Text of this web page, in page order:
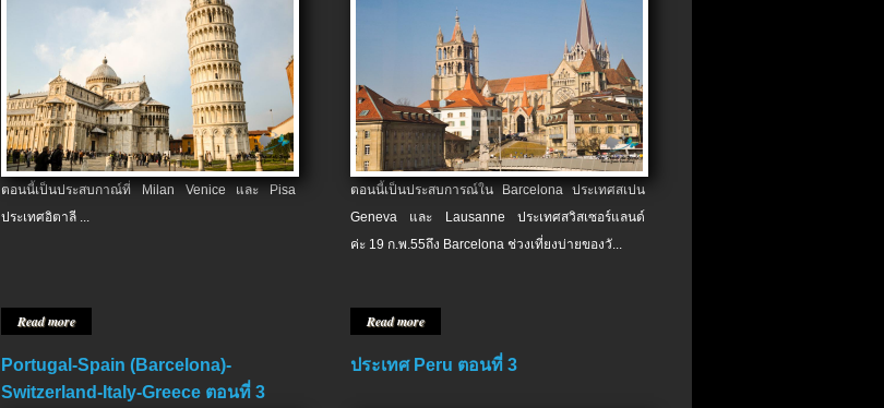
ตอนนี้เป็นประสบกาณ์ที่ Milan Venice และ Pisa
ประเทศอิตาลี ...
Read more
ตอนนี้เป็นประสบการณ์ใน Barcelona ประเทศสเปน
Geneva และ Lausanne ประเทศสวิสเซอร์แลนด์
ค่ะ 19 ก.พ.​55ถึง Barcelona ช่วงเที่ยงบ่ายของวั...
Read more
Portugal-Spain (Barcelona)-
Switzerland-Italy-Greece ตอนที่ 3
ประเทศ Peru ตอนที่ 3